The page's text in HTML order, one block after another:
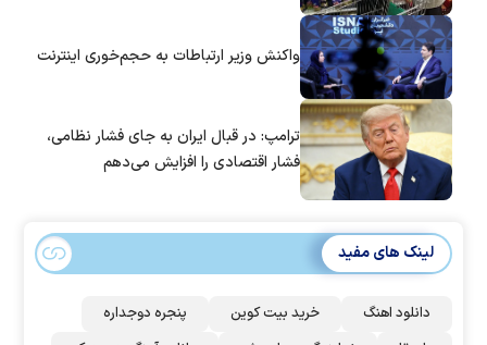
واکنش وزیر ارتباطات به حجم‌خوری اینترنت
ترامپ: در قبال ایران به جای فشار نظامی،
فشار اقتصادی را افزایش می‌دهم
لینک های مفید
دانلود اهنگ خرید بیت کوین
پنجره دوجداره